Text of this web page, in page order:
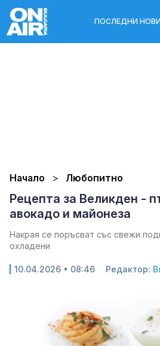
ПОСЛЕДНИ
Начало Любопитно
Рецепта за Великден -
авокадо и майонеза
Накрая се поръсват със свежи
охладени
10.04.2026 • 08:46 Редактор: